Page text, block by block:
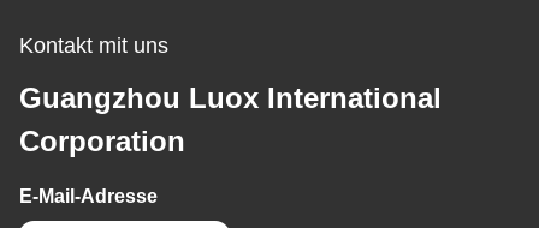
Kontakt mit uns
Guangzhou Luox International
Corporation
E-Mail-Adresse